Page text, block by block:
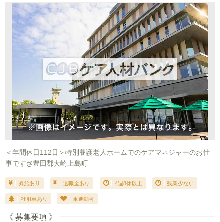
＜年間休日112日＞特別養護老人ホームでのケアマネジャーのお仕
事です@豊田郡大崎上島町
昇給あり 退職金あり 4週8休以上 残業少ない
社用車あり 車通勤可
《 募集要項 》